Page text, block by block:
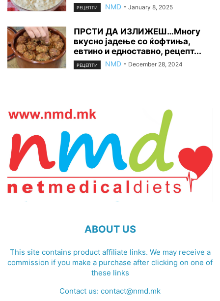
РЕЦЕПТИ NMD - January 8, 2025
ПРСТИ ДА ИЗЛИЖЕШ…Многу
вкусно јадење со ќофтиња,
евтино и едноставно, рецепт...
РЕЦЕПТИ NMD - December 28, 2024
ABOUT US
This site contains product affiliate links. We may receive a
commission if you make a purchase after clicking on one of
these links
Contact us: contact@nmd.mk